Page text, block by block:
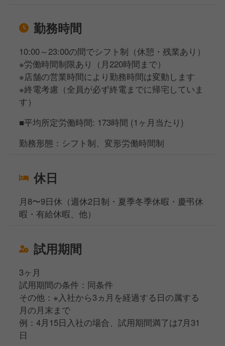
勤務時間
10:00～23:00の間でシフト制（休憩・残業あり）
※労働時間制限あり（月220時間まで）
※店舗の営業時間により勤務時間は変動します
※終電考慮（全員が必ず終電までに帰宅していま
す）
■平均所定労働時間: 173時間 (1ヶ月当たり)
勤務形態：シフト制、変形労働時間制
休日
月8〜9日休（週休2日制・夏季冬季休暇・慶弔休
暇・有給休暇、他）
試用期間
3ヶ月
試用期間の条件：同条件
その他：※入社から3ヵ月を経過する日の属する
月の月末まで
例：4月15日入社の場合、試用期間満了は7月31
日